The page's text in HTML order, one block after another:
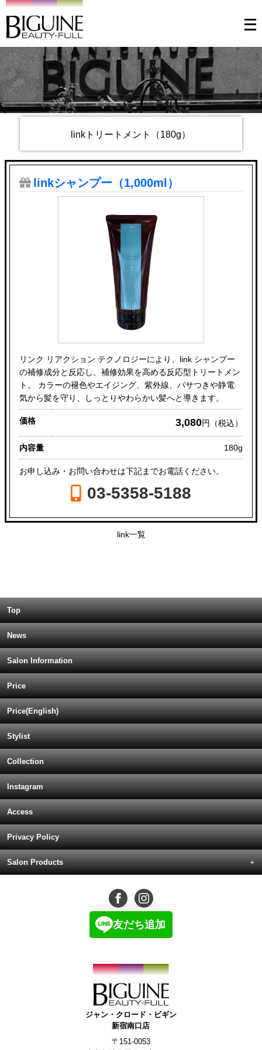
メ
ュ
く
linkトリートメント（180g）
linkシャンプー（1,000ml）
リンク リアクション テクノロジーにより、link シャンプー
の補修成分と反応し、補修効果を高める反応型トリートメン
ト。 カラーの褪色やエイジング、紫外線、パサつきや静電
気から髪を守り、しっとりやわらかい髪へと導きます。
価格 3,080円（税込）
内容量 180g
お申し込み・お問い合わせは下記までお電話ください。
03-5358-5188
link一覧
ジャン・クロード・ビギン
新宿南口店
〒151-0053
Top
News
Salon Information
Price
Price(English)
Stylist
Collection
Instagram
Access
Privacy Policy
Salon Products
友だち追加